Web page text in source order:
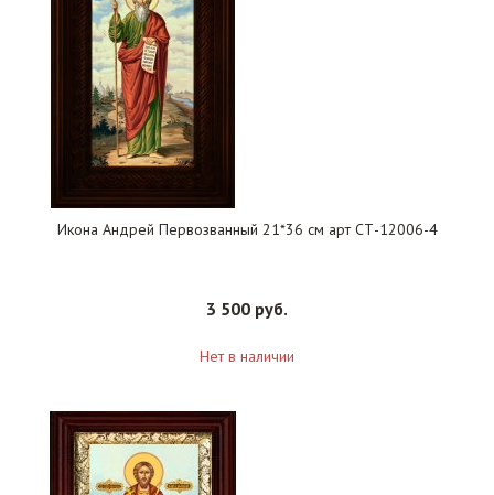
Икона Андрей Первозванный 21*36 см арт СТ-12006-4
3 500 руб.
Нет в наличии